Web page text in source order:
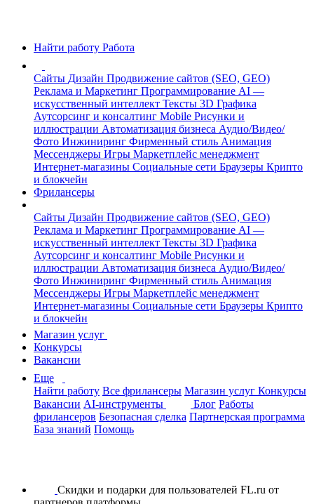
Найти работу Работа
Сайты Дизайн Продвижение сайтов (SEO, GEO)
Реклама и Маркетинг Программирование AI —
искусственный интеллект Тексты 3D Графика
Аутсорсинг и консалтинг Mobile Рисунки и
иллюстрации Автоматизация бизнеса Аудио/Видео/
Фото Инжиниринг Фирменный стиль Анимация
Мессенджеры Игры Маркетплейс менеджмент
Интернет-магазины Социальные сети Браузеры Крипто
и блокчейн
Фрилансеры
Сайты Дизайн Продвижение сайтов (SEO, GEO)
Реклама и Маркетинг Программирование AI —
искусственный интеллект Тексты 3D Графика
Аутсорсинг и консалтинг Mobile Рисунки и
иллюстрации Автоматизация бизнеса Аудио/Видео/
Фото Инжиниринг Фирменный стиль Анимация
Мессенджеры Игры Маркетплейс менеджмент
Интернет-магазины Социальные сети Браузеры Крипто
и блокчейн
Магазин услуг
Конкурсы
Вакансии
Еще
Найти работу Все фрилансеры Магазин услуг Конкурсы
Вакансии AI-инструменты Блог Работы
фрилансеров Безопасная сделка Партнерская программа
База знаний Помощь
Скидки и подарки для пользователей FL.ru от